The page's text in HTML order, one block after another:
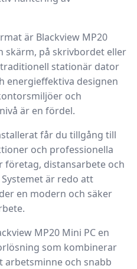
är Blackview MP20
skärm, på skrivbordet eller
stationär dator
energieffektiva designen
och
är en fördel.
får du tillgång till
och professionella
företag, distansarbete och
är redo att
en modern och säker
MP20 Mini PC en
som kombinerar
arbetsminne och snabb